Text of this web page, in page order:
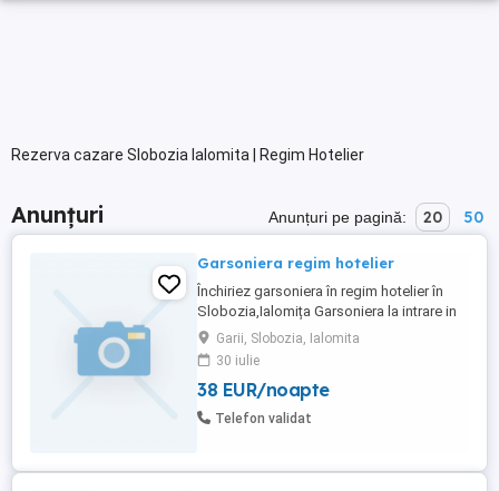
Rezerva cazare Slobozia Ialomita | Regim Hotelier
Anunțuri Anunțuri pe pagină: 20 50
Garsoniera regim hotelier
Închiriez garsoniera în regim hotelier în
Slobozia,Ialomița Garsoniera la intrare in
bloc nou renovata cu toate dotarile
inclusiv aer conditionat. Rog și ofer
seriozitate maximă!
Garii, Slobozia, Ialomita
30 iulie
38 EUR/noapte
Telefon validat